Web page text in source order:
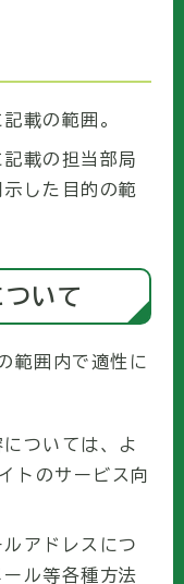
載の範囲。
載の担当部局
した目的の範
いて
範囲内で適性に
ついては、よ
トのサービス向
アドレスにつ
ル等各種方法